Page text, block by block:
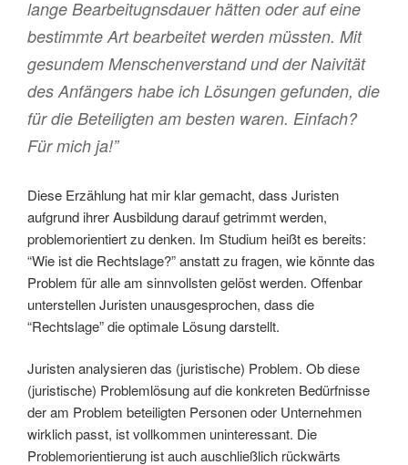
lange Bearbeitugnsdauer hätten oder auf eine
bestimmte Art bearbeitet werden müssten. Mit
gesundem Menschenverstand und der Naivität
des Anfängers habe ich Lösungen gefunden, die
für die Beteiligten am besten waren. Einfach?
Für mich ja!”
Diese Erzählung hat mir klar gemacht, dass Juristen
aufgrund ihrer Ausbildung darauf getrimmt werden,
problemorientiert zu denken. Im Studium heißt es bereits:
“Wie ist die Rechtslage?” anstatt zu fragen, wie könnte das
Problem für alle am sinnvollsten gelöst werden. Offenbar
unterstellen Juristen unausgesprochen, dass die
“Rechtslage” die optimale Lösung darstellt.
Juristen analysieren das (juristische) Problem. Ob diese
(juristische) Problemlösung auf die konkreten Bedürfnisse
der am Problem beteiligten Personen oder Unternehmen
wirklich passt, ist vollkommen uninteressant. Die
Problemorientierung ist auch auschließlich rückwärts